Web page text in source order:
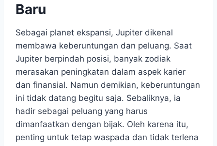
Baru
Sebagai planet ekspansi, Jupiter dikenal
membawa keberuntungan dan peluang. Saat
Jupiter berpindah posisi, banyak zodiak
merasakan peningkatan dalam aspek karier
dan finansial. Namun demikian, keberuntungan
ini tidak datang begitu saja. Sebaliknya, ia
hadir sebagai peluang yang harus
dimanfaatkan dengan bijak. Oleh karena itu,
penting untuk tetap waspada dan tidak terlena